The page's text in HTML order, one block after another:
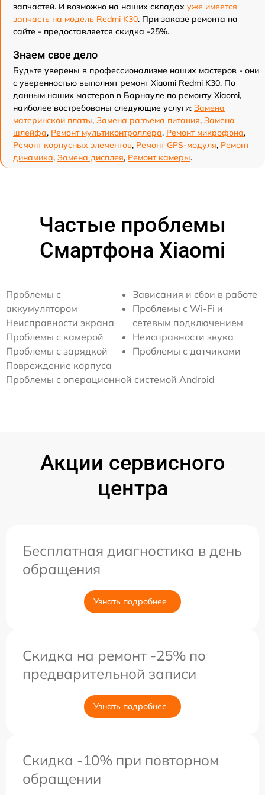
запчастей. И возможно на наших складах уже имеется
запчасть на модель Redmi K30. При заказе ремонта на
сайте - предоставляется скидка -25%.
Знаем свое дело
Будьте уверены в профессионализме наших мастеров - они
с уверенностью выполнят ремонт Xiaomi Redmi K30. По
данным наших мастеров в Барнауле по ремонту Xiaomi,
наиболее востребованы следующие услуги: Замена
материнской платы, Замена разъема питания, Замена
шлейфа, Ремонт мультиконтроллера, Ремонт микрофона,
Ремонт корпусных элементов, Ремонт GPS-модуля, Ремонт
динамика, Замена дисплея, Ремонт камеры.
Частые проблемы
Смартфона Xiaomi
Проблемы с
аккумулятором
Неисправности экрана
Проблемы с камерой
Проблемы с зарядкой
Зависания и сбои в работе
Проблемы с Wi-Fi и
сетевым подключением
Неисправности звука
Проблемы с датчиками
Повреждение корпуса
Проблемы с операционной системой Android
Акции сервисного
центра
Бесплатная диагностика в день
обращения
Узнать подробнее
Скидка на ремонт -25% по
предварительной записи
Узнать подробнее
Скидка -10% при повторном
обращении